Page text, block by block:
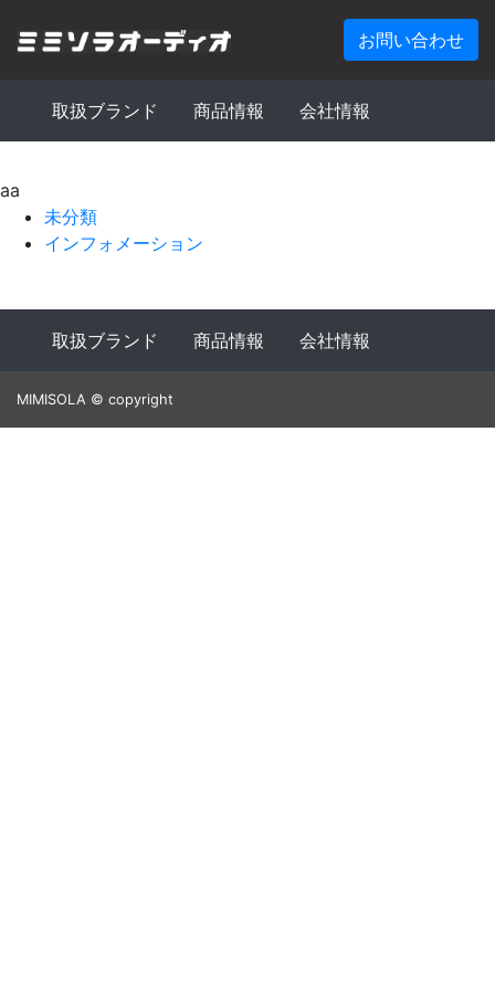
お問い合わせ
取扱ブランド 商品情報 会社情報
aa
未分類
インフォメーション
取扱ブランド 商品情報 会社情報
MIMISOLA © copyright